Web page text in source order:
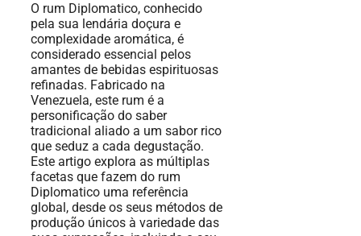
O rum Diplomatico, conhecido
pela sua lendária doçura e
complexidade aromática, é
considerado essencial pelos
amantes de bebidas espirituosas
refinadas. Fabricado na
Venezuela, este rum é a
personificação do saber
tradicional aliado a um sabor rico
que seduz a cada degustação.
Este artigo explora as múltiplas
facetas que fazem do rum
Diplomatico uma referência
global, desde os seus métodos de
produção únicos à variedade das